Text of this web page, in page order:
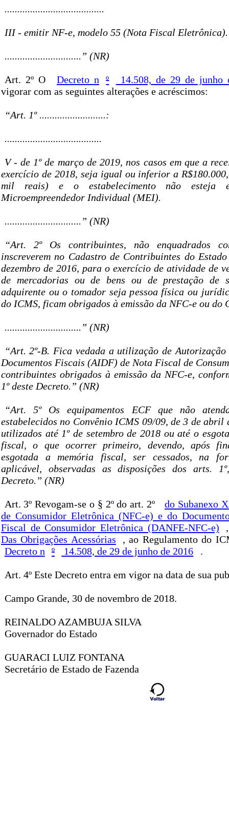
.......................................
III - emitir NF-e, modelo 55 (Nota Fiscal Eletrônica).
..............................” (NR)
Art. 2º O Decreto n º
14.508, de 29 de junho
vigorar com as seguintes alterações e acréscimos:
“Art. 1º ..........................:
......................................
V - de 1º de março de 2019, nos casos em que a
exercício de 2018, seja igual ou inferior a
mil reais) e o estabelecimento não esteja
Microempreendedor Individual (MEI).
..............................” (NR)
“Art. 2º Os contribuintes, não enquadrados
inscreverem no Cadastro de Contribuintes do
dezembro de 2016, para o exercício de atividade de
de mercadorias ou de bens ou de prestação de
adquirente ou o tomador seja pessoa física ou
do ICMS, ficam obrigados à emissão da NFC-e ou do
..............................” (NR)
“Art. 2º-B. Fica vedada a utilização de Autorização
Documentos Fiscais (AIDF) de Nota Fiscal de
contribuintes obrigados à emissão da NFC-e,
1º deste Decreto.” (NR)
“Art. 5º Os equipamentos ECF que não
estabelecidos no Convênio ICMS 09/09, de 3 de abril
utilizados até 1º de setembro de 2018 ou até o
fiscal, o que ocorrer primeiro, devendo, após
esgotada a memória fiscal, ser cessados, na
aplicável, observadas as disposições dos arts.
Decreto.” (NR)
Art. 3º Revogam-se o § 2º do art. 2º
do Subanexo
de Consumidor Eletrônica (NFC-e) e do
Fiscal de Consumidor Eletrônica (DANFE-NFC-e)
Das Obrigações Acessórias
, ao Regulamento do
Decreto n
º 14.508, de 29 de junho de 2016 .
Art. 4º Este Decreto entra em vigor na data de sua
Campo Grande, 30 de novembro de 2018.
REINALDO AZAMBUJA SILVA
Governador do Estado
GUARACI LUIZ FONTANA
Secretário de Estado de Fazenda